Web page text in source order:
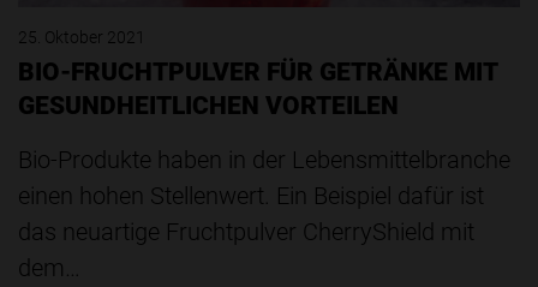
25. Oktober 2021
BIO-FRUCHTPULVER FÜR GETRÄNKE MIT
GESUNDHEITLICHEN VORTEILEN
Bio-Produkte haben in der Lebensmittelbranche
einen hohen Stellenwert. Ein Beispiel dafür ist
das neuartige Fruchtpulver CherryShield mit
dem…